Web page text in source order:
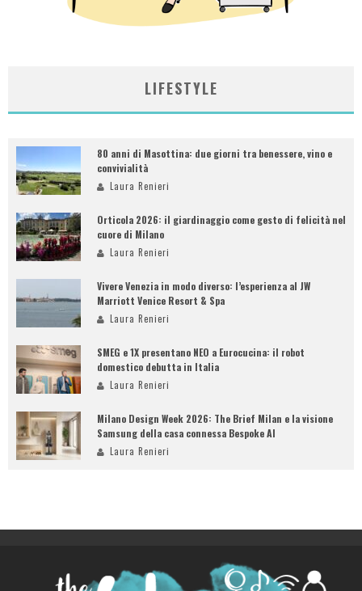
LIFESTYLE
80 anni di Masottina: due giorni tra benessere, vino e
convivialità
Laura Renieri
Orticola 2026: il giardinaggio come gesto di felicità nel
cuore di Milano
Laura Renieri
Vivere Venezia in modo diverso: l’esperienza al JW
Marriott Venice Resort & Spa
Laura Renieri
SMEG e 1X presentano NEO a Eurocucina: il robot
domestico debutta in Italia
Laura Renieri
Milano Design Week 2026: The Brief Milan e la visione
Samsung della casa connessa Bespoke AI
Laura Renieri